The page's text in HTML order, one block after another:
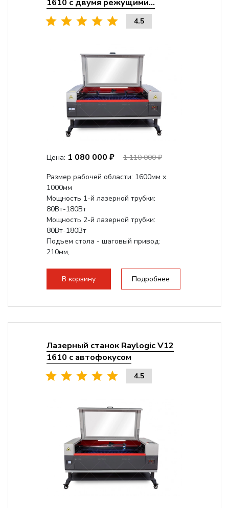
4.5
Цена: 1 080 000 ₽
1 110 000 ₽
Размер рабочей области: 1600мм x
1000мм
Мощность 1-й лазерной трубки:
80Вт-180Вт
Мощность 2-й лазерной трубки:
80Вт-180Вт
Подъем стола - шаговый привод:
210мм,
Проводка:...
В корзину Подробнее
Лазерный станок Raylogic V12
1610 с автофокусом
4.5